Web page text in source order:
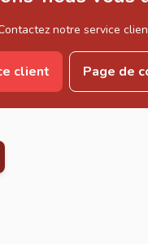
notre service
client Page de